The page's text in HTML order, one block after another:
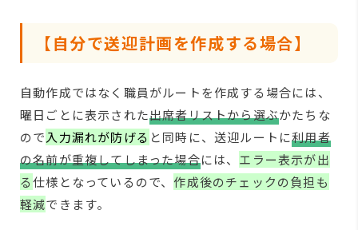
【自分で送迎計画を作成する場合】
自動作成ではなく職員がルートを作成する場合には、
曜日ごとに表示された出席者リストから選ぶかたちな
ので入力漏れが防げる と同時に、送迎ルートに利用者
の名前が重複してしまった場合には、 エラー表示が出
る仕様となっているので、 作成後のチェックの負担も
軽減できます。